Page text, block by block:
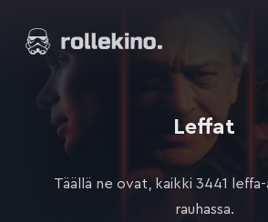
suoraan
Elokuvat ja elokuva-arviot | Rollekino.fi
jälkeen.
Leffat
Täällä ne ovat, kaikki 3441
rauhassa.